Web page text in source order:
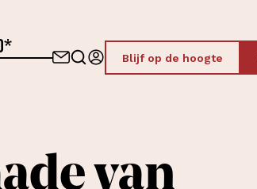
Blijf op de hoogte
van